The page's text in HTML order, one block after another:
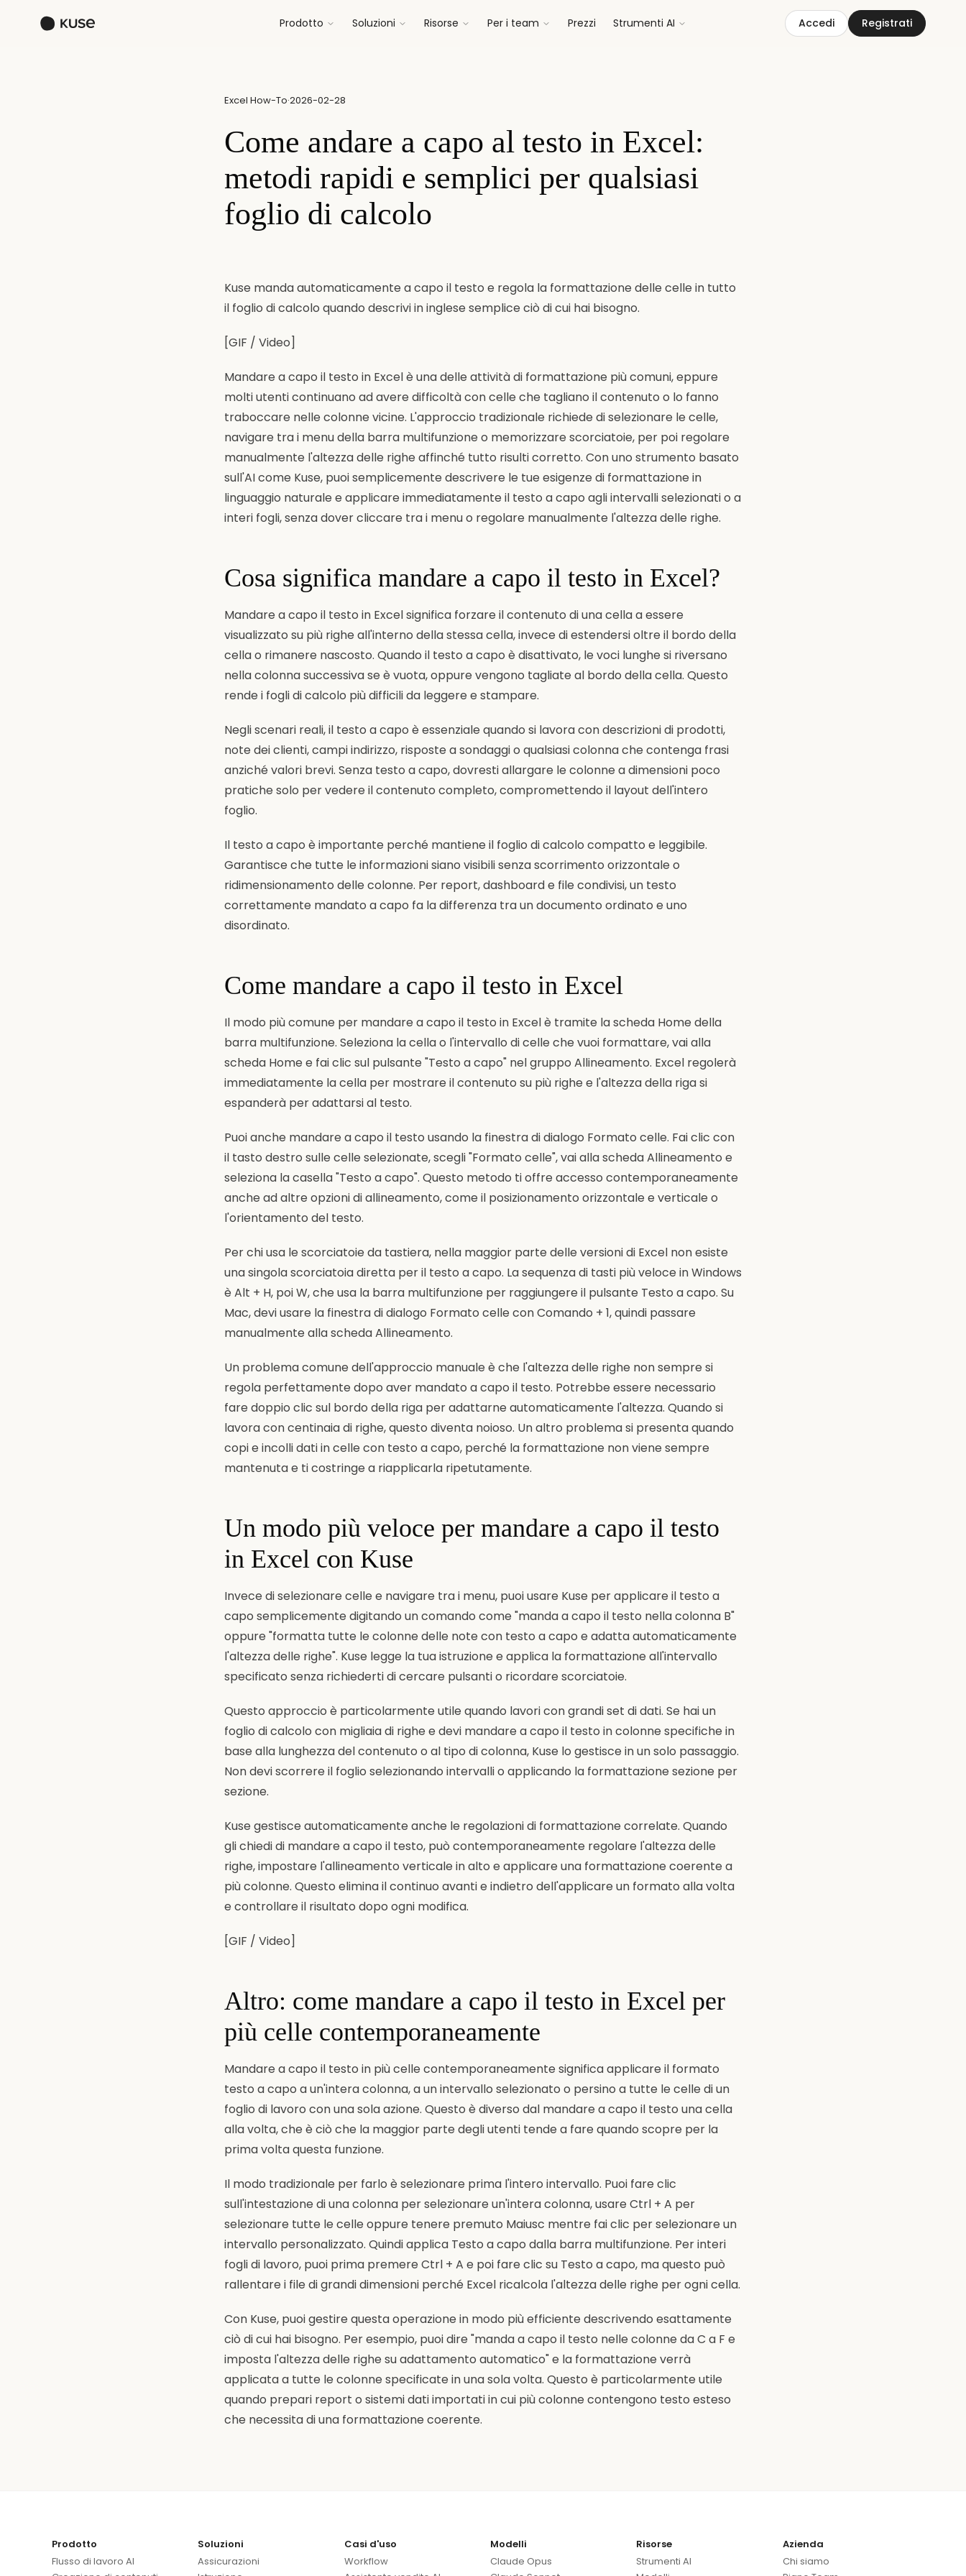
Prodotto Soluzioni Risorse Per i team Prezzi Strumenti AI Accedi Registrati
Excel How-To·2026-02-28
Come andare a capo al testo in Excel:
metodi rapidi e semplici per qualsiasi
foglio di calcolo
Kuse manda automaticamente a capo il testo e regola la formattazione delle celle in tutto
il foglio di calcolo quando descrivi in inglese semplice ciò di cui hai bisogno.
[GIF / Video]
Mandare a capo il testo in Excel è una delle attività di formattazione più comuni, eppure
molti utenti continuano ad avere difficoltà con celle che tagliano il contenuto o lo fanno
traboccare nelle colonne vicine. L'approccio tradizionale richiede di selezionare le celle,
navigare tra i menu della barra multifunzione o memorizzare scorciatoie, per poi regolare
manualmente l'altezza delle righe affinché tutto risulti corretto. Con uno strumento basato
sull'AI come Kuse, puoi semplicemente descrivere le tue esigenze di formattazione in
linguaggio naturale e applicare immediatamente il testo a capo agli intervalli selezionati o a
interi fogli, senza dover cliccare tra i menu o regolare manualmente l'altezza delle righe.
Cosa significa mandare a capo il testo in Excel?
Mandare a capo il testo in Excel significa forzare il contenuto di una cella a essere
visualizzato su più righe all'interno della stessa cella, invece di estendersi oltre il bordo della
cella o rimanere nascosto. Quando il testo a capo è disattivato, le voci lunghe si riversano
nella colonna successiva se è vuota, oppure vengono tagliate al bordo della cella. Questo
rende i fogli di calcolo più difficili da leggere e stampare.
Negli scenari reali, il testo a capo è essenziale quando si lavora con descrizioni di prodotti,
note dei clienti, campi indirizzo, risposte a sondaggi o qualsiasi colonna che contenga frasi
anziché valori brevi. Senza testo a capo, dovresti allargare le colonne a dimensioni poco
pratiche solo per vedere il contenuto completo, compromettendo il layout dell'intero
foglio.
Il testo a capo è importante perché mantiene il foglio di calcolo compatto e leggibile.
Garantisce che tutte le informazioni siano visibili senza scorrimento orizzontale o
ridimensionamento delle colonne. Per report, dashboard e file condivisi, un testo
correttamente mandato a capo fa la differenza tra un documento ordinato e uno
disordinato.
Come mandare a capo il testo in Excel
Il modo più comune per mandare a capo il testo in Excel è tramite la scheda Home della
barra multifunzione. Seleziona la cella o l'intervallo di celle che vuoi formattare, vai alla
scheda Home e fai clic sul pulsante "Testo a capo" nel gruppo Allineamento. Excel regolerà
immediatamente la cella per mostrare il contenuto su più righe e l'altezza della riga si
espanderà per adattarsi al testo.
Puoi anche mandare a capo il testo usando la finestra di dialogo Formato celle. Fai clic con
il tasto destro sulle celle selezionate, scegli "Formato celle", vai alla scheda Allineamento e
seleziona la casella "Testo a capo". Questo metodo ti offre accesso contemporaneamente
anche ad altre opzioni di allineamento, come il posizionamento orizzontale e verticale o
l'orientamento del testo.
Per chi usa le scorciatoie da tastiera, nella maggior parte delle versioni di Excel non esiste
una singola scorciatoia diretta per il testo a capo. La sequenza di tasti più veloce in Windows
è Alt + H, poi W, che usa la barra multifunzione per raggiungere il pulsante Testo a capo. Su
Mac, devi usare la finestra di dialogo Formato celle con Comando + 1, quindi passare
manualmente alla scheda Allineamento.
Un problema comune dell'approccio manuale è che l'altezza delle righe non sempre si
regola perfettamente dopo aver mandato a capo il testo. Potrebbe essere necessario
fare doppio clic sul bordo della riga per adattarne automaticamente l'altezza. Quando si
lavora con centinaia di righe, questo diventa noioso. Un altro problema si presenta quando
copi e incolli dati in celle con testo a capo, perché la formattazione non viene sempre
mantenuta e ti costringe a riapplicarla ripetutamente.
Un modo più veloce per mandare a capo il testo
in Excel con Kuse
Invece di selezionare celle e navigare tra i menu, puoi usare Kuse per applicare il testo a
capo semplicemente digitando un comando come "manda a capo il testo nella colonna B"
oppure "formatta tutte le colonne delle note con testo a capo e adatta automaticamente
l'altezza delle righe". Kuse legge la tua istruzione e applica la formattazione all'intervallo
specificato senza richiederti di cercare pulsanti o ricordare scorciatoie.
Questo approccio è particolarmente utile quando lavori con grandi set di dati. Se hai un
foglio di calcolo con migliaia di righe e devi mandare a capo il testo in colonne specifiche in
base alla lunghezza del contenuto o al tipo di colonna, Kuse lo gestisce in un solo passaggio.
Non devi scorrere il foglio selezionando intervalli o applicando la formattazione sezione per
sezione.
Kuse gestisce automaticamente anche le regolazioni di formattazione correlate. Quando
gli chiedi di mandare a capo il testo, può contemporaneamente regolare l'altezza delle
righe, impostare l'allineamento verticale in alto e applicare una formattazione coerente a
più colonne. Questo elimina il continuo avanti e indietro dell'applicare un formato alla volta
e controllare il risultato dopo ogni modifica.
[GIF / Video]
Altro: come mandare a capo il testo in Excel per
più celle contemporaneamente
Mandare a capo il testo in più celle contemporaneamente significa applicare il formato
testo a capo a un'intera colonna, a un intervallo selezionato o persino a tutte le celle di un
foglio di lavoro con una sola azione. Questo è diverso dal mandare a capo il testo una cella
alla volta, che è ciò che la maggior parte degli utenti tende a fare quando scopre per la
prima volta questa funzione.
Il modo tradizionale per farlo è selezionare prima l'intero intervallo. Puoi fare clic
sull'intestazione di una colonna per selezionare un'intera colonna, usare Ctrl + A per
selezionare tutte le celle oppure tenere premuto Maiusc mentre fai clic per selezionare un
intervallo personalizzato. Quindi applica Testo a capo dalla barra multifunzione. Per interi
fogli di lavoro, puoi prima premere Ctrl + A e poi fare clic su Testo a capo, ma questo può
rallentare i file di grandi dimensioni perché Excel ricalcola l'altezza delle righe per ogni cella.
Con Kuse, puoi gestire questa operazione in modo più efficiente descrivendo esattamente
ciò di cui hai bisogno. Per esempio, puoi dire "manda a capo il testo nelle colonne da C a F e
imposta l'altezza delle righe su adattamento automatico" e la formattazione verrà
applicata a tutte le colonne specificate in una sola volta. Questo è particolarmente utile
quando prepari report o sistemi dati importati in cui più colonne contengono testo esteso
che necessita di una formattazione coerente.
Prodotto
Flusso di lavoro AI
Soluzioni
Assicurazioni
Casi d'uso
Workflow
Modelli
Claude Opus
Risorse
Strumenti AI
Azienda
Chi siamo